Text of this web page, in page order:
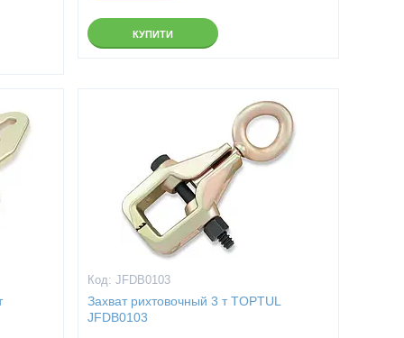
КУПИТИ
JFDB0103
Захват рихтовочный 3 т TOPTUL
JFDB0103